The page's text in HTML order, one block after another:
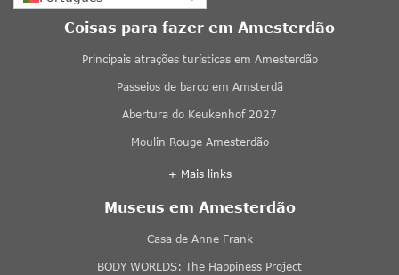
Coisas para fazer em Amesterdão
Principais atrações turísticas em Amesterdão
Passeios de barco em Amsterdã
Abertura do Keukenhof 2027
Moulin Rouge Amesterdão
+ Mais links
Museus em Amesterdão
Casa de Anne Frank
BODY WORLDS: The Happiness Project